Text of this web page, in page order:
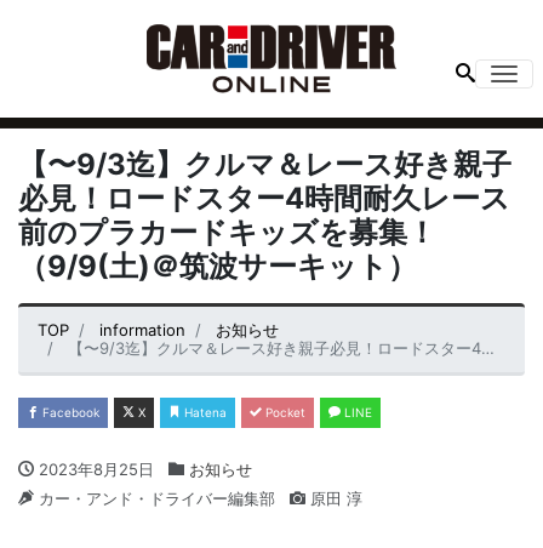
【〜9/3迄】クルマ＆レース好き親子
必見！ロードスター4時間耐久レース
前のプラカードキッズを募集！
（9/9(土)＠筑波サーキット）
TOP information
お知らせ
【〜9/3迄】クルマ＆レース好き親子必見！ロードスター4時間耐久レース前のプラカードキッズを募集！（9/9(土)＠筑波サーキット）
Facebook X Hatena Pocket LINE
2023年8月25日
お知らせ
カー・アンド・ドライバー編集部
原田 淳